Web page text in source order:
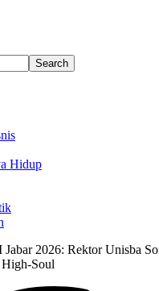
Hidup
2026: Rektor Unisba
Soul